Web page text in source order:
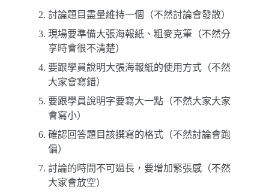
討論題目盡量維持一個（不然討論會發散）
現場要準備大張海報紙、粗麥克筆（不然分
享時會很不清楚）
要跟學員說明大張海報紙的使用方式（不然
大家會寫錯）
要跟學員說明字要寫大一點（不然大家大家
會寫小）
確認回答題目該撰寫的格式（不然討論會跑
偏）
討論的時間不可過長，要增加緊張感（不然
大家會放空）